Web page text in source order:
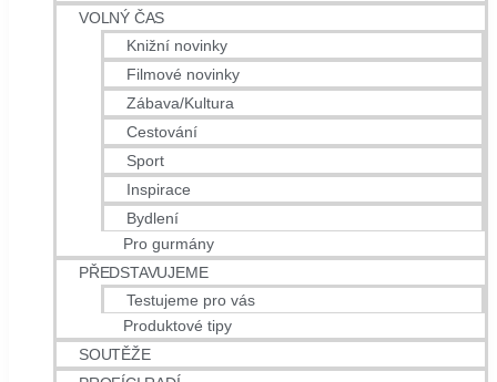
VOLNÝ ČAS
Knižní novinky
Filmové novinky
Zábava/Kultura
Cestování
Sport
Inspirace
Bydlení
Pro gurmány
PŘEDSTAVUJEME
Testujeme pro vás
Produktové tipy
SOUTĚŽE